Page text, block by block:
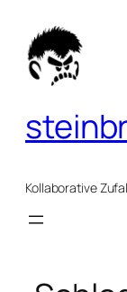
Inhalt
springen
Kollaborative